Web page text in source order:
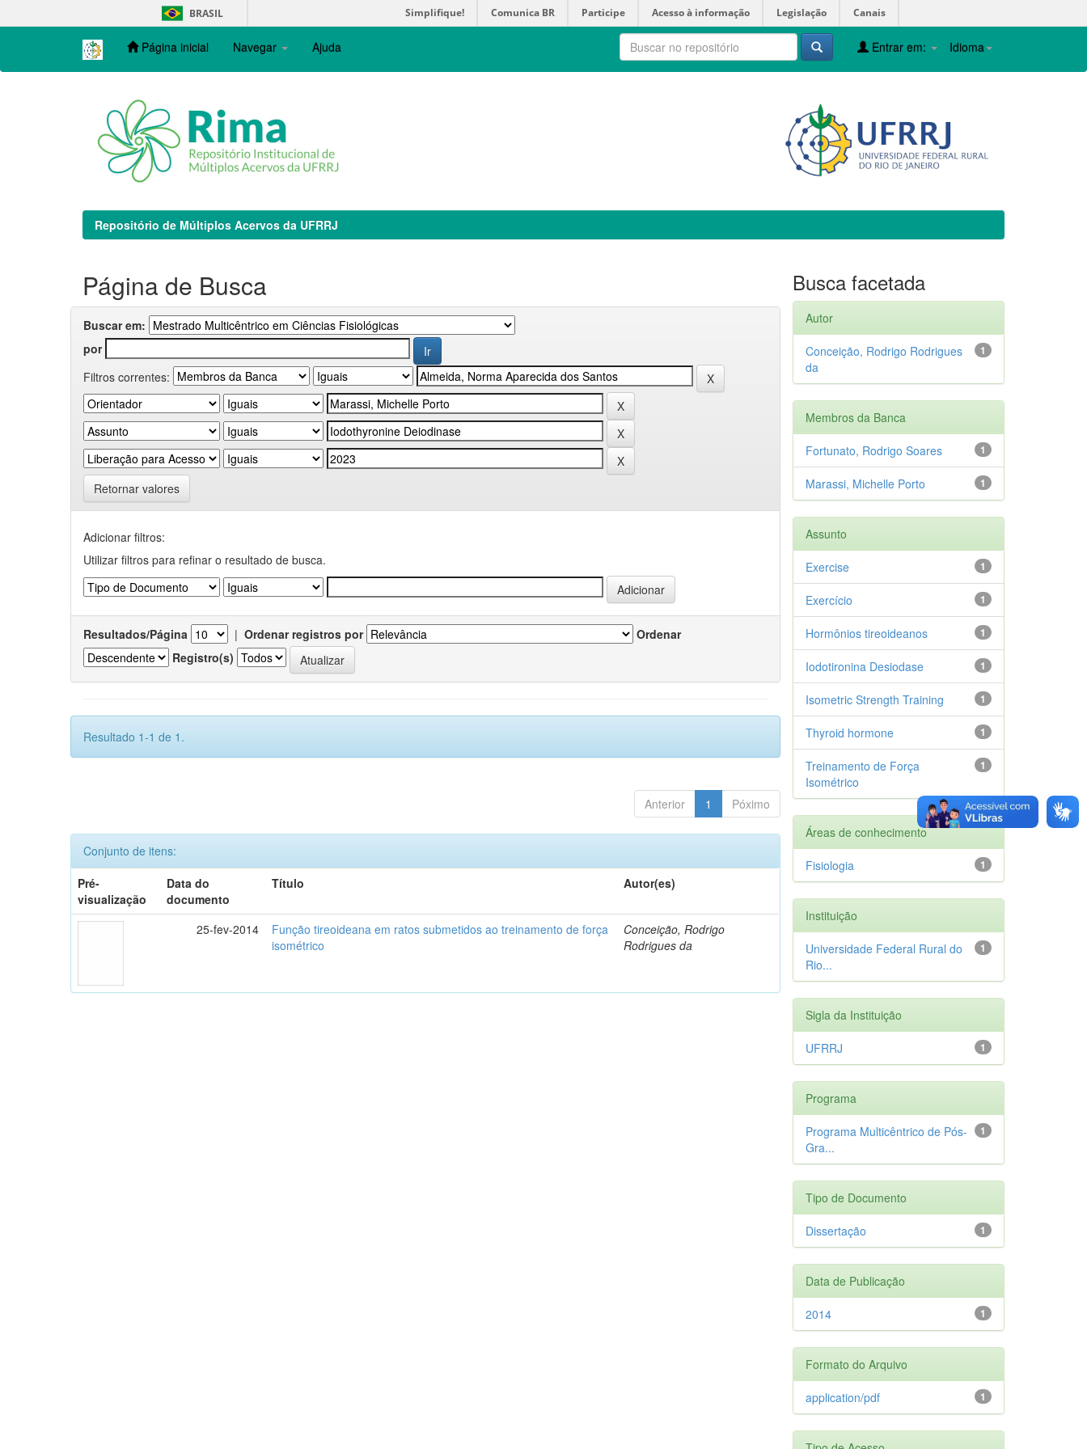
navigation
BRASIL Simplifique! Comunica BR Participe Acesso à informação Legislação Canais
Página inicial Navegar Ajuda Idioma
Entrar em:
Repositório de Múltiplos Acervos da UFRRJ
Página de Busca
Buscar em:
por
Filtros correntes:
Retornar valores
Adicionar filtros:
Utilizar filtros para refinar o resultado de busca.
Resultados/Página | Ordenar registros por
Ordenar
Registro(s)
Resultado 1-1 de 1.
Anterior 1 Póximo
Conjunto de itens:
Pré-
visualização
Data do
documento
Título Autor(es)
25-fev-2014
Função tireoideana em ratos submetidos ao treinamento de força
isométrico
Conceição, Rodrigo
Rodrigues da
Busca facetada
Autor
1
Conceição, Rodrigo Rodrigues
da
Membros da Banca
1
Fortunato, Rodrigo Soares
1
Marassi, Michelle Porto
Assunto
1
Exercise
1
Exercício
1
Hormônios tireoideanos
1
Iodotironina Desiodase
1
Isometric Strength Training
1
Thyroid hormone
1
Treinamento de Força
Isométrico
Áreas de conhecimento
1
Fisiologia
Instituição
1
Universidade Federal Rural do
Rio...
Sigla da Instituição
1
UFRRJ
Programa
1
Programa Multicêntrico de Pós-
Gra...
Tipo de Documento
1
Dissertação
Data de Publicação
1
2014
Formato do Arquivo
1
application/pdf